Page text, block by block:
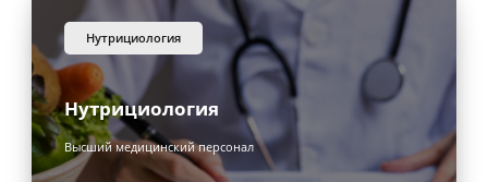
нутрициология
Нутрициология
Высший медицинский персонал